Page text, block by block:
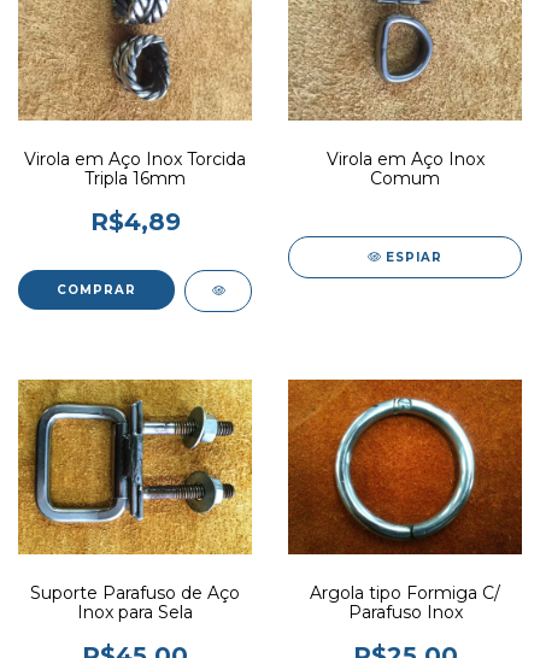
Virola em Aço Inox Torcida
Tripla 16mm
R$4,89
Virola em Aço Inox
Comum
ESPIAR
Suporte Parafuso de Aço
Inox para Sela
Argola tipo Formiga C/
Parafuso Inox